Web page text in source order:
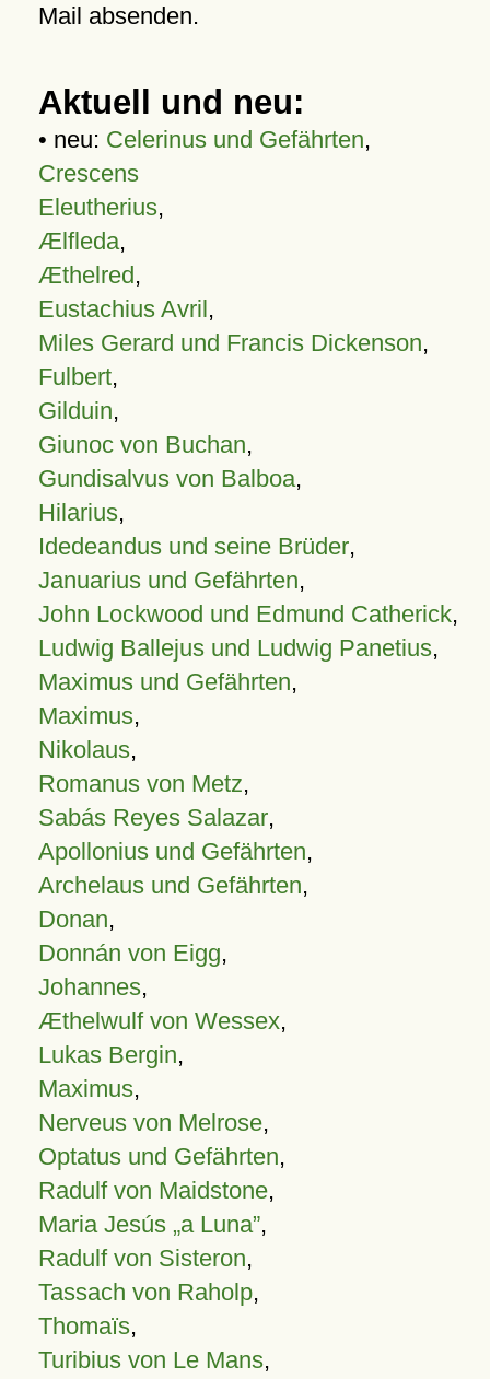
Mail absenden.
Aktuell und neu:
• neu: Celerinus und Gefährten,
Crescens
Eleutherius,
Ælfleda,
Æthelred,
Eustachius Avril,
Miles Gerard und Francis Dickenson,
Fulbert,
Gilduin,
Giunoc von Buchan,
Gundisalvus von Balboa,
Hilarius,
Idedeandus und seine Brüder,
Januarius und Gefährten,
John Lockwood und Edmund Catherick,
Ludwig Ballejus und Ludwig Panetius,
Maximus und Gefährten,
Maximus,
Nikolaus,
Romanus von Metz,
Sabás Reyes Salazar,
Apollonius und Gefährten,
Archelaus und Gefährten,
Donan,
Donnán von Eigg,
Johannes,
Æthelwulf von Wessex,
Lukas Bergin,
Maximus,
Nerveus von Melrose,
Optatus und Gefährten,
Radulf von Maidstone,
Maria Jesús „a Luna”,
Radulf von Sisteron,
Tassach von Raholp,
Thomaïs,
Turibius von Le Mans,